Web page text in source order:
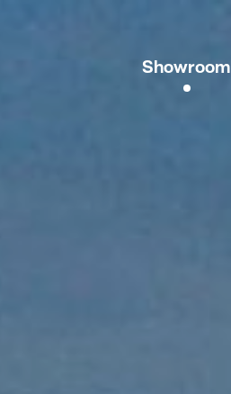
Showroom